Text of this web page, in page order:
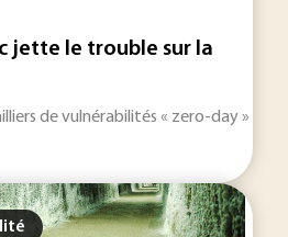
jette le trouble sur la
de vulnérabilités « zero-day » sur